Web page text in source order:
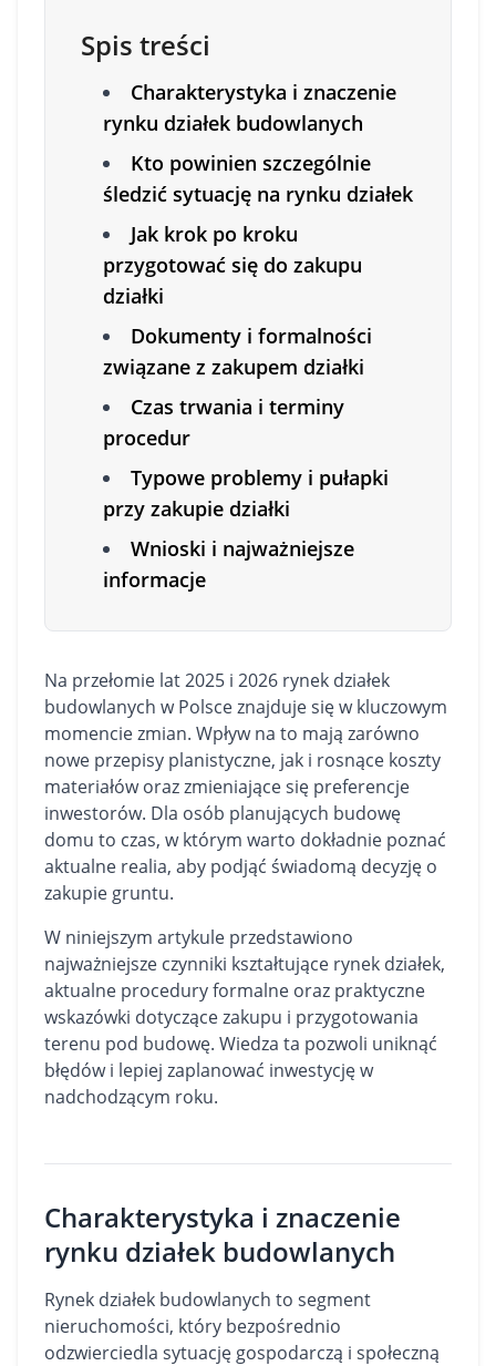
Spis treści
Charakterystyka i znaczenie
rynku działek budowlanych
Kto powinien szczególnie
śledzić sytuację na rynku działek
Jak krok po kroku
przygotować się do zakupu
działki
Dokumenty i formalności
związane z zakupem działki
Czas trwania i terminy
procedur
Typowe problemy i pułapki
przy zakupie działki
Wnioski i najważniejsze
informacje
Na przełomie lat 2025 i 2026 rynek działek
budowlanych w Polsce znajduje się w kluczowym
momencie zmian. Wpływ na to mają zarówno
nowe przepisy planistyczne, jak i rosnące koszty
materiałów oraz zmieniające się preferencje
inwestorów. Dla osób planujących budowę
domu to czas, w którym warto dokładnie poznać
aktualne realia, aby podjąć świadomą decyzję o
zakupie gruntu.
W niniejszym artykule przedstawiono
najważniejsze czynniki kształtujące rynek działek,
aktualne procedury formalne oraz praktyczne
wskazówki dotyczące zakupu i przygotowania
terenu pod budowę. Wiedza ta pozwoli uniknąć
błędów i lepiej zaplanować inwestycję w
nadchodzącym roku.
Charakterystyka i znaczenie
rynku działek budowlanych
Rynek działek budowlanych to segment
nieruchomości, który bezpośrednio
odzwierciedla sytuację gospodarczą i społeczną